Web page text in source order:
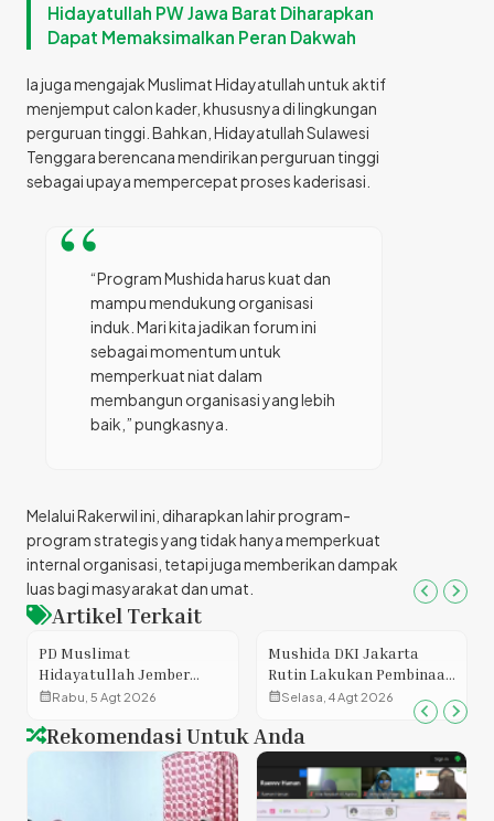
Hidayatullah PW Jawa Barat Diharapkan
Dapat Memaksimalkan Peran Dakwah
Ia juga mengajak Muslimat Hidayatullah untuk aktif
menjemput calon kader, khususnya di lingkungan
perguruan tinggi. Bahkan, Hidayatullah Sulawesi
Tenggara berencana mendirikan perguruan tinggi
sebagai upaya mempercepat proses kaderisasi.
“Program Mushida harus kuat dan
mampu mendukung organisasi
induk. Mari kita jadikan forum ini
sebagai momentum untuk
memperkuat niat dalam
membangun organisasi yang lebih
baik,” pungkasnya.
Melalui Rakerwil ini, diharapkan lahir program-
program strategis yang tidak hanya memperkuat
internal organisasi, tetapi juga memberikan dampak
luas bagi masyarakat dan umat.
Artikel Terkait
PD Muslimat
Hidayatullah Jember
Matangkan Program
Menuju Organisasi yang
Menginspirasi
calendar_monthRabu, 5 Agt 2026
Mushida DKI Jakarta
Rutin Lakukan Pembinaan
Keagamaan di Lapas
Pondok Bambu
calendar_monthSelasa, 4 Agt 2026
Rekomendasi Untuk Anda